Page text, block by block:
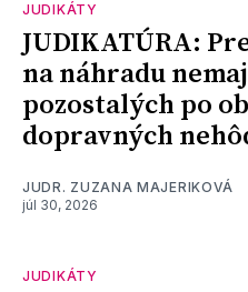
JUDIKÁTY
JUDIKATÚRA:
na náhradu
pozostalých po
dopravných
JUDR. ZUZANA MAJERIKOVÁ
júl 30, 2026
JUDIKÁTY